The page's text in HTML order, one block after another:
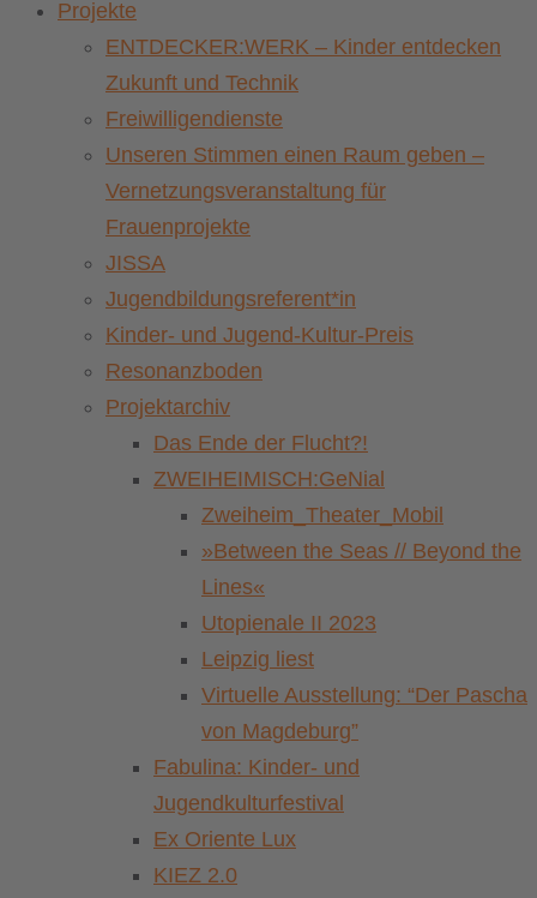
Projekte
ENTDECKER:WERK – Kinder entdecken
Zukunft und Technik
Freiwilligendienste
Unseren Stimmen einen Raum geben –
Vernetzungsveranstaltung für
Frauenprojekte
JISSA
Jugendbildungsreferent*in
Kinder- und Jugend-Kultur-Preis
Resonanzboden
Projektarchiv
Das Ende der Flucht?!
ZWEIHEIMISCH:GeNial
Zweiheim_Theater_Mobil
»Between the Seas // Beyond the
Lines«
Utopienale II 2023
Leipzig liest
Virtuelle Ausstellung: “Der Pascha
von Magdeburg”
Fabulina: Kinder- und
Jugendkulturfestival
Ex Oriente Lux
KIEZ 2.0